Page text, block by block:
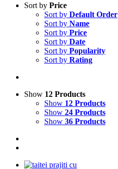
Sort by Price
Sort by Default Order
Sort by Name
Sort by Price
Sort by Date
Sort by Popularity
Sort by Rating
Show 12 Products
Show 12 Products
Show 24 Products
Show 36 Products